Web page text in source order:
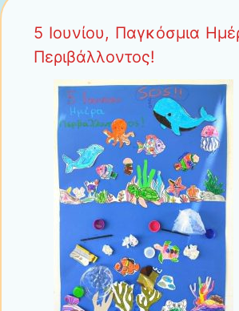
5 Ιουνίου, Παγκόσμια
Περιβάλλοντος!